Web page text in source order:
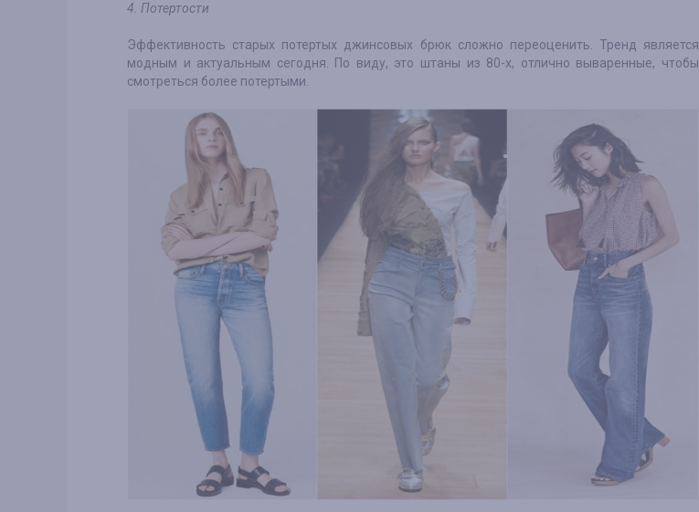
4. Потертости
Эффективность старых потертых джинсовых брюк сложно переоценить. Тренд является
модным и актуальным сегодня. По виду, это штаны из 80-х, отлично вываренные, чтобы
смотреться более потертыми.